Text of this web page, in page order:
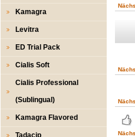
Kamagra
Levitra
ED Trial Pack
Cialis Soft
Cialis Professional
(Sublingual)
Kamagra Flavored
Tadacip